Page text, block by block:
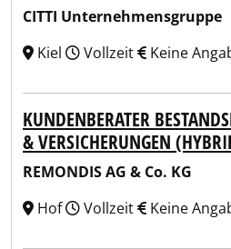
CITTI Unternehmensgruppe
Kiel
Vollzeit Keine
KUNDENBERATER
& VERSICHERUNGEN
REMONDIS AG & Co. KG
Hof
Vollzeit Keine